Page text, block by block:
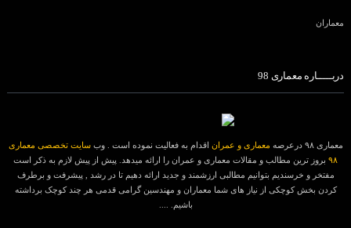
معماران
دربـــــاره معماری 98
معماری ۹۸ درعرصه معماری و عمران اقدام به فعالیت نموده است . وبسایت تخصصی معماری
۹۸ بروز ترین مطالب و مقالات معماری و عمران را ارائه میدهد. پیش از پیش لازم به ذکر است
مفتخر و خرسندیم بتوانیم مطالبی ارزشمند و جدید ارائه دهیم تا در رشد , پیشرفت و برطرف
کردن بخش کوچکی از نیاز های شما معماران و مهندسین گرامی قدمی هر چند کوچک برداشته
باشیم. ....